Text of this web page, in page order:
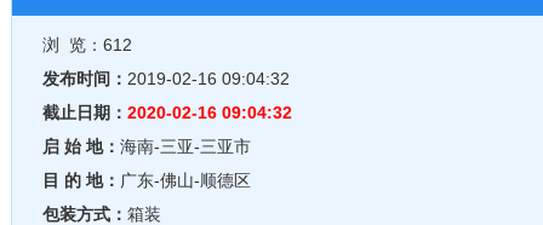
浏 览：612
发布时间： 2019-02-16 09:04:32
截止日期： 2020-02-16 09:04:32
启 始 地： 海南-三亚-三亚市
目 的 地： 广东-佛山-顺德区
包装方式： 箱装